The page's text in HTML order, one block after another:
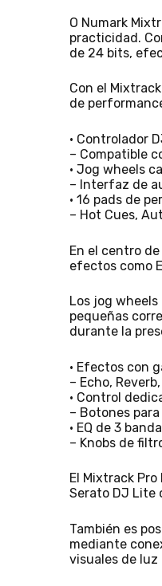
O Numark
practicidad.
de 24 bits,
Con el
de
• Controlador
– Compatible
• Jog wheels
– Interfaz de
• 16 pads de
– Hot Cues,
En el centro
efectos como
Los jog
pequeñas
durante la
• Efectos con
– Echo,
• Control
– Botones
• EQ de 3
– Knobs de
El Mixtrack
Serato DJ Lite
También es
mediante
visuales de luz